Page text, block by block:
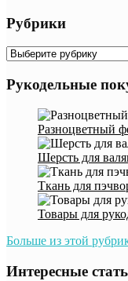
Рубрики
Рубрики
Рукодельные
Разноцветный
Шерсть для
Ткань для
Товары для
Больше из этой
Интересные